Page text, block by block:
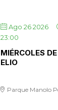
Ago 26 2026
23:00
MIÉRCOLES
ELIO
Parque Manolo